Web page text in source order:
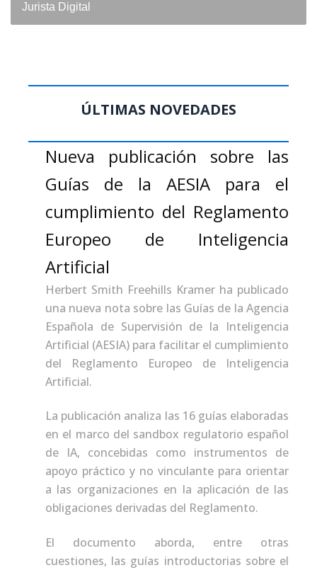
Jurista Digital
ÚLTIMAS NOVEDADES
Nueva publicación sobre las
Guías de la AESIA para el
cumplimiento del Reglamento
Europeo de Inteligencia
Artificial
Herbert Smith Freehills Kramer ha publicado
una nueva nota sobre las Guías de la Agencia
Española de Supervisión de la Inteligencia
Artificial (AESIA) para facilitar el cumplimiento
del Reglamento Europeo de Inteligencia
Artificial.
La publicación analiza las 16 guías elaboradas
en el marco del sandbox regulatorio español
de IA, concebidas como instrumentos de
apoyo práctico y no vinculante para orientar
a las organizaciones en la aplicación de las
obligaciones derivadas del Reglamento.
El documento aborda, entre otras
cuestiones, las guías introductorias sobre el